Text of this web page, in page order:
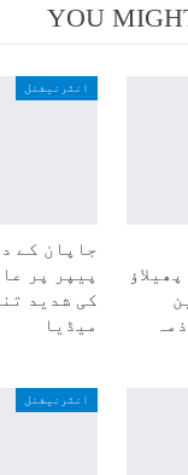
YOU
انٹرنیشنل
جاپان کے
پیپر پر
کی شدید
میڈیا
انٹرنیشنل